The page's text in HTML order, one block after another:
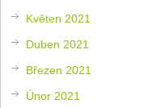
Květen 2021
Duben 2021
Březen 2021
Únor 2021